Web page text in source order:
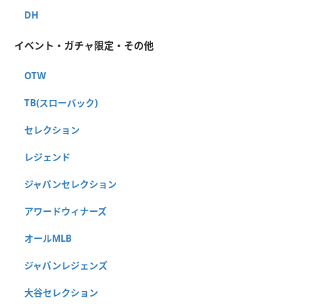
DH
イベント・ガチャ限定・その他
OTW
TB(スローバック)
セレクション
レジェンド
ジャパンセレクション
アワードウィナーズ
オールMLB
ジャパンレジェンズ
大谷セレクション